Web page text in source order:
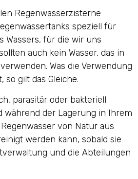
Regenwasserzisterne
speziell für
Wassers, für die wir uns
auch kein Wasser, das in
Was die Verwendung
gilt das Gleiche.
parasitär oder bakteriell
während der Lagerung in Ihrem
von Natur aus
werden kann, sobald sie
und die Abteilungen